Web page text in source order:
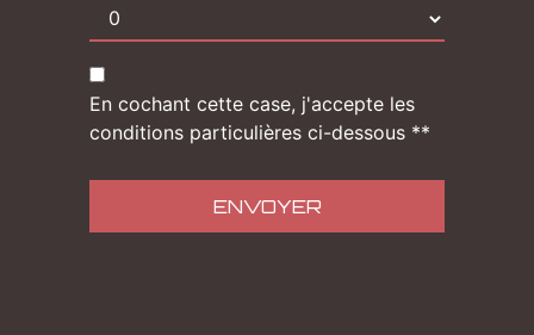
En cochant cette case, j'accepte les
conditions particulières ci-dessous **
ENVOYER